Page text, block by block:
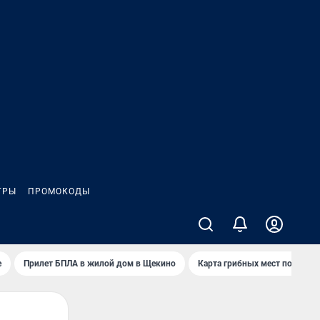
ПРОМОКОДЫ
Прилет БПЛА в жилой дом в Щекино Карта грибных мест под